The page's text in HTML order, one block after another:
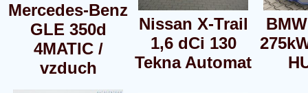
Mercedes-Benz
GLE 350d
4MATIC /
vzduch
Nissan X-Trail
1,6 dCi 130
Tekna Automat